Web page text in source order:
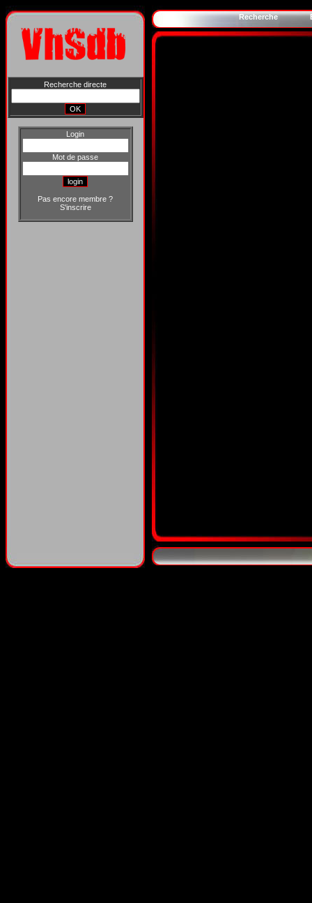
Recherche directe
Login
Mot de passe
Pas encore membre ?
S'inscrire
Recherche